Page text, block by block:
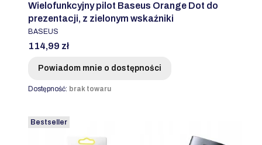
Wielofunkcyjny pilot Baseus Orange Dot do
prezentacji, z zielonym wskaźniki
PRODUCENT
BASEUS
Cena
114,99 zł
Powiadom mnie o dostępności
Dostępność: brak towaru
Bestseller